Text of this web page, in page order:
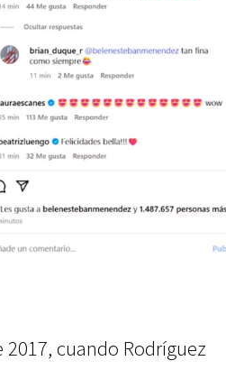
cuando Rodríguez